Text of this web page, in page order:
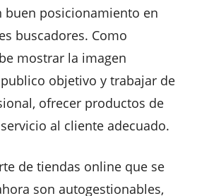
buen posicionamiento en
buscadores. Como
mostrar la imagen
objetivo y trabajar de
ofrecer productos de
al cliente adecuado.
de tiendas online que se
son autogestionables,